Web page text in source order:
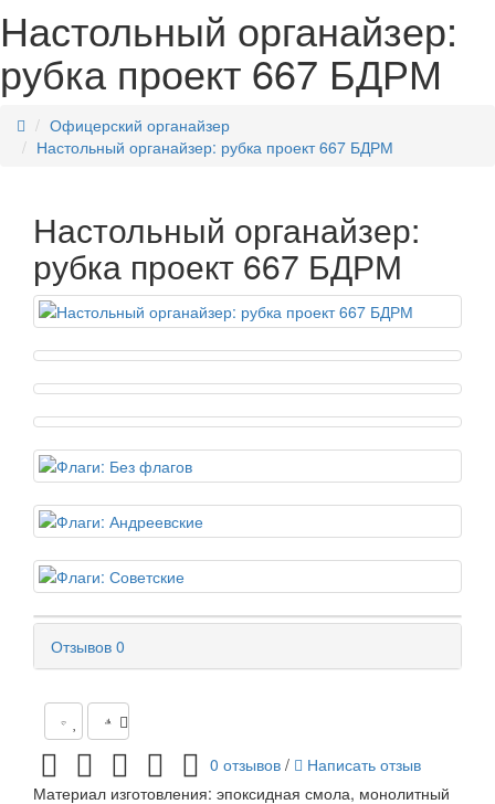
Настольный органайзер:
рубка проект 667 БДРМ
Офицерский органайзер
Настольный органайзер: рубка проект 667 БДРМ
Настольный органайзер:
рубка проект 667 БДРМ
Отзывов 0
0 отзывов /
Написать отзыв
Материал изготовления: эпоксидная смола, монолитный